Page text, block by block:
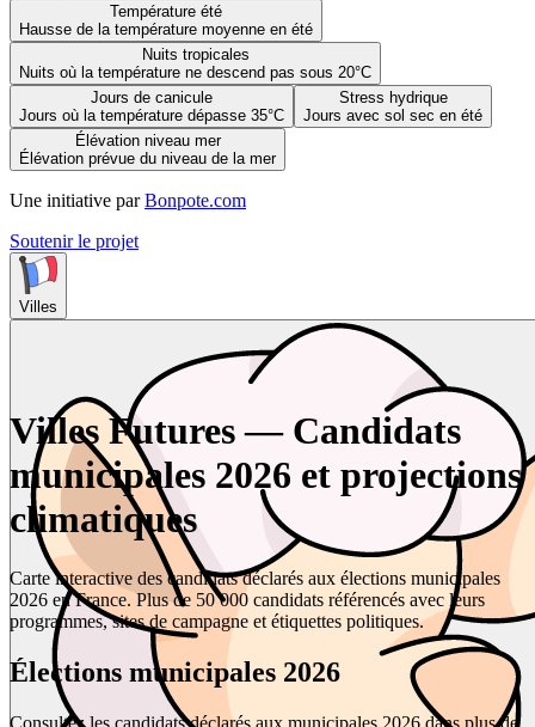
Température été
Hausse de la température moyenne en été
Nuits tropicales
Nuits où la température ne descend pas sous 20°C
Jours de canicule
Jours où la température dépasse 35°C
Stress hydrique
Jours avec sol sec en été
Élévation niveau mer
Élévation prévue du niveau de la mer
Une initiative par Bonpote.com
Soutenir le projet
Villes
Villes Futures — Candidats
municipales 2026 et projections
climatiques
Carte interactive des candidats déclarés aux élections municipales
2026 en France. Plus de 50 000 candidats référencés avec leurs
programmes, sites de campagne et étiquettes politiques.
Élections municipales 2026
Consultez les candidats déclarés aux municipales 2026 dans plus de